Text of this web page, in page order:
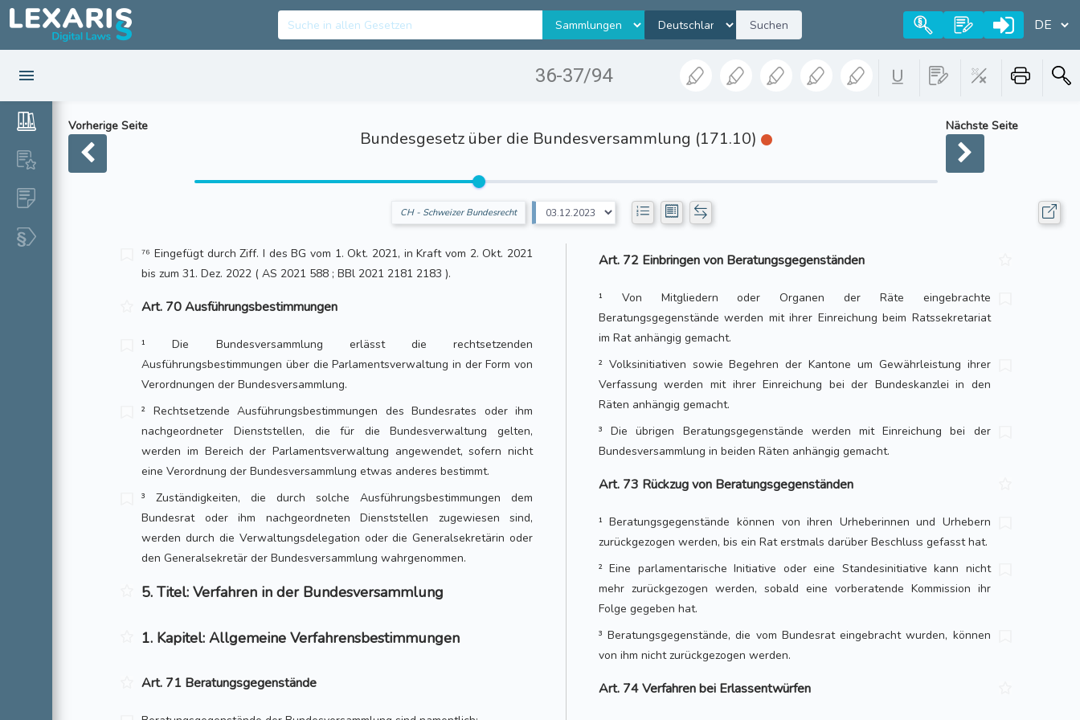
Suchen
36-37/94
Vorherige Seite
Bundesgesetz über die Bundesversammlung (171.10)
Nächste Seite
CH - Schweizer Bundesrecht
⁷⁶ Eingefügt durch Ziff. I des BG vom 1. Okt. 2021, in Kraft vom 2. Okt. 2021
bis zum 31. Dez. 2022 ( AS 2021 588 ; BBl 2021 2181 2183 ).
Art. 70 Ausführungsbestimmungen
¹ Die Bundesversammlung erlässt die rechtsetzenden
Ausführungsbestimmungen über die Parlamentsverwaltung in der Form von
Verordnungen der Bundesversammlung.
² Rechtsetzende Ausführungsbestimmungen des Bundesrates oder ihm
nachgeordneter Dienststellen, die für die Bundesverwaltung gelten,
werden im Bereich der Parlamentsverwaltung angewendet, sofern nicht
eine Verordnung der Bundesversammlung etwas anderes bestimmt.
³ Zuständigkeiten, die durch solche Ausführungsbestimmungen dem
Bundesrat oder ihm nachgeordneten Dienststellen zugewiesen sind,
werden durch die Verwaltungsdelegation oder die Generalsekretärin oder
den Generalsekretär der Bundesversammlung wahrgenommen.
5. Titel: Verfahren in der Bundesversammlung
1. Kapitel: Allgemeine Verfahrensbestimmungen
Art. 71 Beratungsgegenstände
Art. 72 Einbringen von Beratungsgegenständen
¹ Von Mitgliedern oder Organen der Räte eingebrachte
Beratungsgegenstände werden mit ihrer Einreichung beim Ratssekretariat
im Rat anhängig gemacht.
² Volksinitiativen sowie Begehren der Kantone um Gewährleistung ihrer
Verfassung werden mit ihrer Einreichung bei der Bundeskanzlei in den
Räten anhängig gemacht.
³ Die übrigen Beratungsgegenstände werden mit Einreichung bei der
Bundesversammlung in beiden Räten anhängig gemacht.
Art. 73 Rückzug von Beratungsgegenständen
¹ Beratungsgegenstände können von ihren Urheberinnen und Urhebern
zurückgezogen werden, bis ein Rat erstmals darüber Beschluss gefasst hat.
² Eine parlamentarische Initiative oder eine Standesinitiative kann nicht
mehr zurückgezogen werden, sobald eine vorberatende Kommission ihr
Folge gegeben hat.
³ Beratungsgegenstände, die vom Bundesrat eingebracht wurden, können
von ihm nicht zurückgezogen werden.
Art. 74 Verfahren bei Erlassentwürfen